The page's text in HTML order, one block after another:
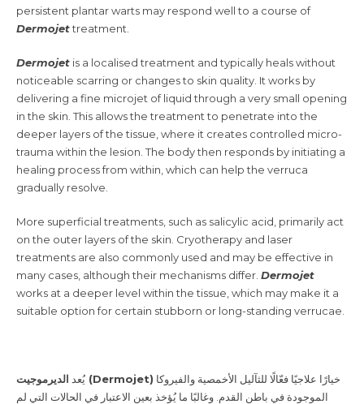
persistent plantar warts may respond well to a course of
Dermojettreatment.
Dermojet is a localised treatment and typically heals without
noticeable scarring or changes to skin quality. It works by
delivering a fine microjet of liquid through a very small opening
in the skin. This allows the treatment to penetrate into the
deeper layers of the tissue, where it creates controlled micro-
trauma within the lesion. The body then responds by initiating a
healing process from within, which can help the verruca
gradually resolve.
More superficial treatments, such as salicylic acid, primarily act
on the outer layers of the skin. Cryotherapy and laser
treatments are also commonly used and may be effective in
many cases, although their mechanisms differ. Dermojet
works at a deeper level within the tissue, which may make it a
suitable option for certain stubborn or long-standing verrucae.
يُعد الديرموجيت (Dermojet)
الموجودة في باطن القدم. وغالبًا ما يُؤخذ بعين الاعتبار في الحالات التي لم